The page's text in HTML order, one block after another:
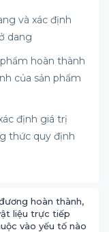
và xác định
dang
hoàn thành
của sản phẩm
định giá trị
thức quy định
hoàn thành,
liệu trực tiếp
vào yếu tố nào